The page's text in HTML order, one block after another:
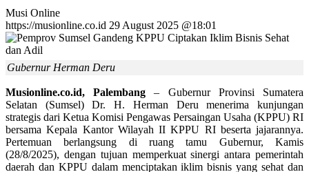
Musi Online
https://musionline.co.id 29 August 2025 @18:01
Gubernur Herman Deru
Musionline.co.id, Palembang – Gubernur Provinsi Sumatera
Selatan (Sumsel) Dr. H. Herman Deru menerima kunjungan
strategis dari Ketua Komisi Pengawas Persaingan Usaha (KPPU) RI
bersama Kepala Kantor Wilayah II KPPU RI beserta jajarannya.
Pertemuan berlangsung di ruang tamu Gubernur, Kamis
(28/8/2025), dengan tujuan memperkuat sinergi antara pemerintah
daerah dan KPPU dalam menciptakan iklim bisnis yang sehat dan